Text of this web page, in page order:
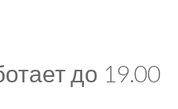
до 19.00